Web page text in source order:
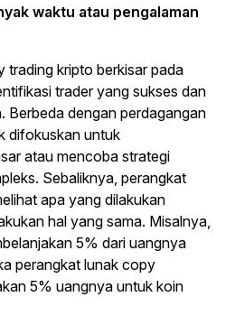
waktu atau pengalaman
trading kripto berkisar pada
traderyang sukses dan
Berbeda dengan perdagangan
difokuskan untuk
atau mencoba strategi
Sebaliknya, perangkat
apa yang dilakukan
hal yang sama. Misalnya,
5% dari uangnya
perangkat lunak copy
5% uangnya untuk koin